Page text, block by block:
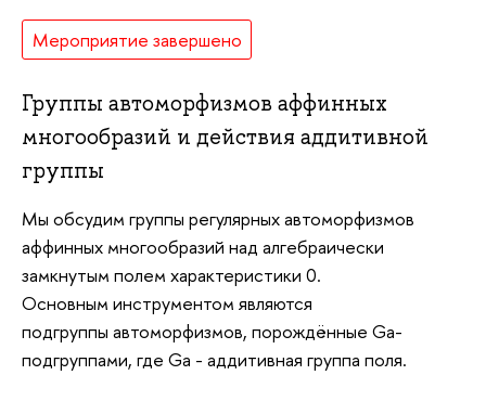
Мероприятие завершено
Группы автоморфизмов аффинных
многообразий и действия аддитивной
группы
Мы обсудим группы регулярныхавтоморфизмов
аффинных многообразий над алгебраически
замкнутым полем характеристики 0.
Основным инструментом являются
подгруппы автоморфизмов, порождённые Ga-
подгруппами, где Ga - аддитивная группа поля.